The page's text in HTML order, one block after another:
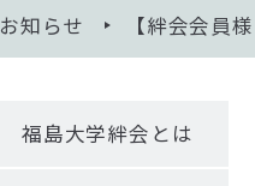
お知らせ 【絆会会員
福島大学絆会とは